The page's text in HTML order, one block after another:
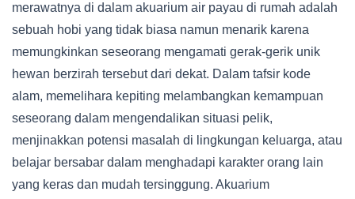
merawatnya di dalam akuarium air payau di rumah adalah
sebuah hobi yang tidak biasa namun menarik karena
memungkinkan seseorang mengamati gerak-gerik unik
hewan berzirah tersebut dari dekat. Dalam tafsir kode
alam, memelihara kepiting melambangkan kemampuan
seseorang dalam mengendalikan situasi pelik,
menjinakkan potensi masalah di lingkungan keluarga, atau
belajar bersabar dalam menghadapi karakter orang lain
yang keras dan mudah tersinggung. Akuarium